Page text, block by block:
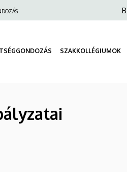
SZAKKOLLÉGIUMOK